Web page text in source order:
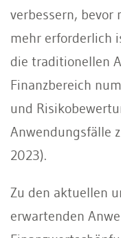
verbessern, bevor
mehr erforderlich
die traditionellen
Finanzbereich
und
Anwendungsfälle
2023).
Zu den aktuellen
erwartenden